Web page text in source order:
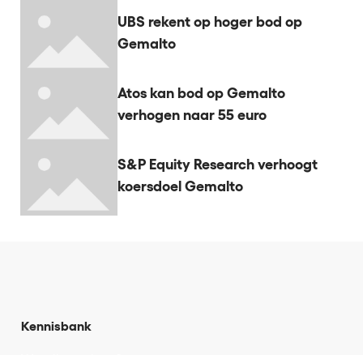
UBS rekent op hoger bod op
Gemalto
Atos kan bod op Gemalto
verhogen naar 55 euro
S&P Equity Research verhoogt
koersdoel Gemalto
Kennisbank